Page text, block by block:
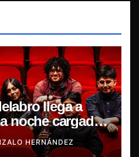
llega a
noche cargada
HERNÁNDEZ